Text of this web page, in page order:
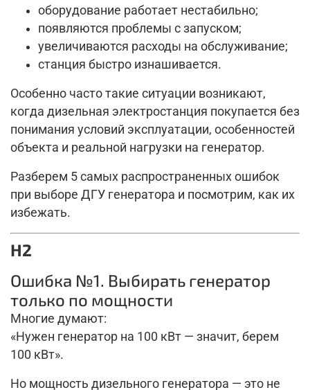
оборудование работает нестабильно;
появляются проблемы с запуском;
увеличиваются расходы на обслуживание;
станция быстро изнашивается.
Особенно часто такие ситуации возникают,
когда дизельная электростанция покупается без
понимания условий эксплуатации, особенностей
объекта и реальной нагрузки на генератор.
Разберем 5 самых распространенных ошибок
при выборе ДГУ генератора и посмотрим, как их
избежать.
H2
Ошибка №1. Выбирать генератор
только по мощности
Многие думают:
«Нужен генератор на 100 кВт — значит, берем
100 кВт».
Но мощность дизельного генератора — это не